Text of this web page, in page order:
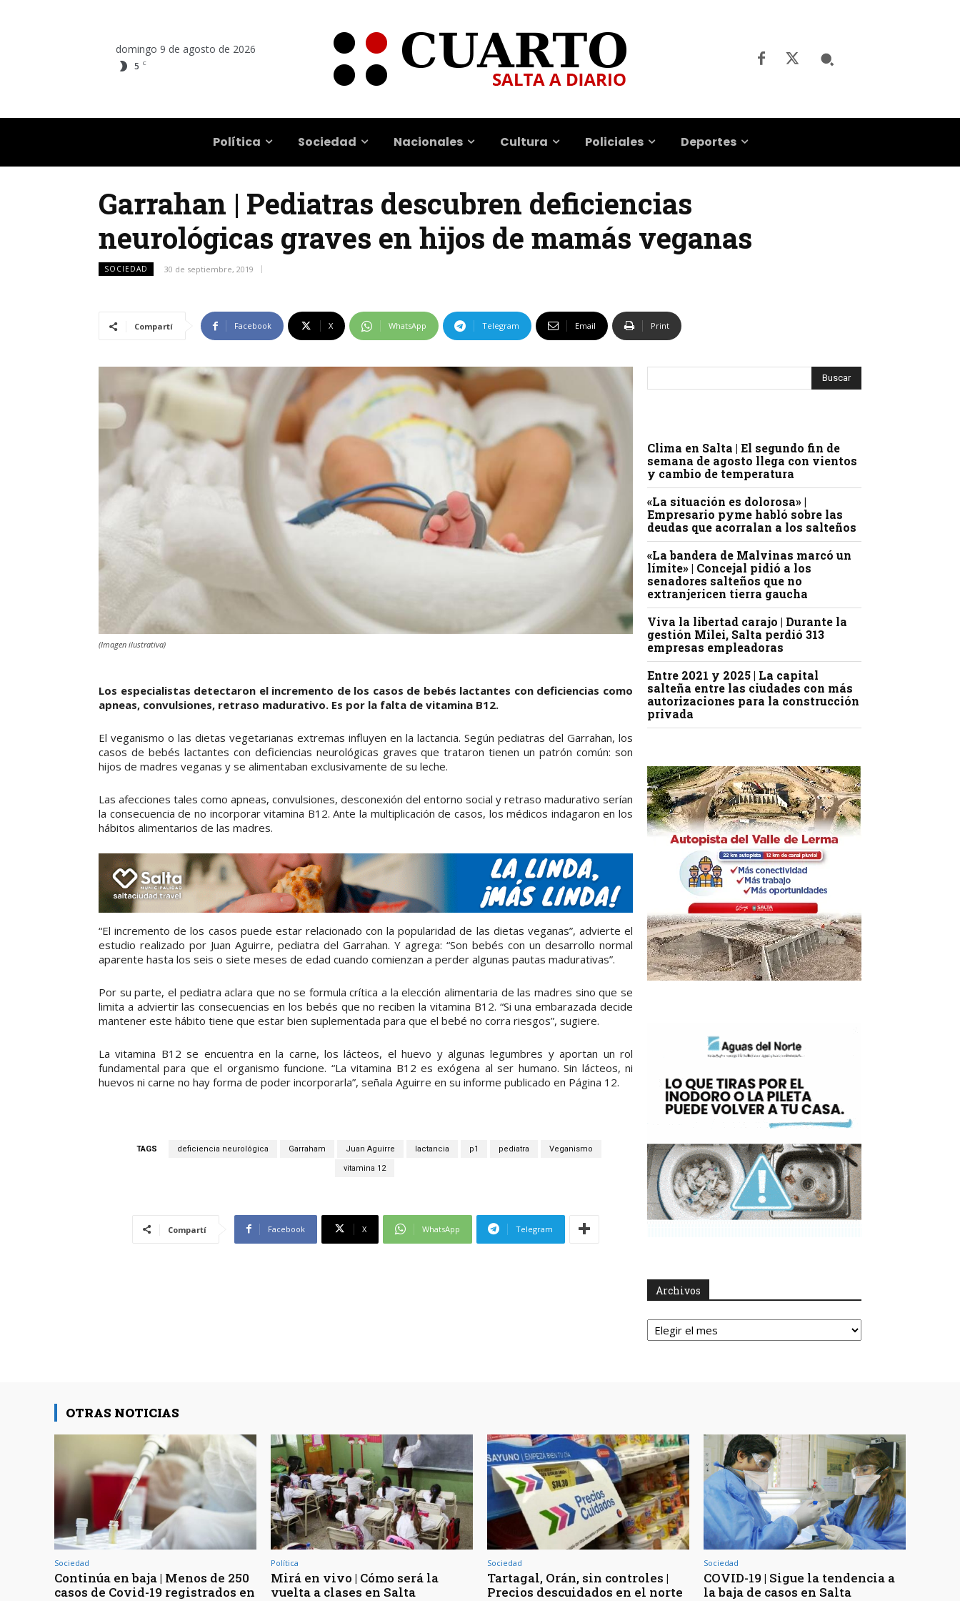
domingo 9 de agosto de 2026
5 C
Política Sociedad Nacionales Cultura Policiales Deportes
Garrahan | Pediatras descubren deficiencias
neurológicas graves en hijos de mamás veganas
SOCIEDAD 30 de septiembre, 2019
Compartí Facebook X WhatsApp Telegram Email Print
(Imagen ilustrativa)
Los especialistas detectaron el incremento de los casos de bebés lactantes con deficiencias como
apneas, convulsiones, retraso madurativo. Es por la falta de vitamina B12.
El veganismo o las dietas vegetarianas extremas influyen en la lactancia. Según pediatras del Garrahan, los
casos de bebés lactantes con deficiencias neurológicas graves que trataron tienen un patrón común: son
hijos de madres veganas y se alimentaban exclusivamente de su leche.
Las afecciones tales como apneas, convulsiones, desconexión del entorno social y retraso madurativo serían
la consecuencia de no incorporar vitamina B12. Ante la multiplicación de casos, los médicos indagaron en los
hábitos alimentarios de las madres.
“El incremento de los casos puede estar relacionado con la popularidad de las dietas veganas”, advierte el
estudio realizado por Juan Aguirre, pediatra del Garrahan. Y agrega: “Son bebés con un desarrollo normal
aparente hasta los seis o siete meses de edad cuando comienzan a perder algunas pautas madurativas”.
Por su parte, el pediatra aclara que no se formula crítica a la elección alimentaria de las madres sino que se
limita a adviertir las consecuencias en los bebés que no reciben la vitamina B12. “Si una embarazada decide
mantener este hábito tiene que estar bien suplementada para que el bebé no corra riesgos”, sugiere.
La vitamina B12 se encuentra en la carne, los lácteos, el huevo y algunas legumbres y aportan un rol
fundamental para que el organismo funcione. “La vitamina B12 es exógena al ser humano. Sin lácteos, ni
huevos ni carne no hay forma de poder incorporarla”, señala Aguirre en su informe publicado en Página 12.
TAGS deficiencia neurológica Garraham Juan Aguirre lactancia p1 pediatra Veganismo
vitamina 12
Compartí Facebook X WhatsApp Telegram
Clima en Salta | El segundo fin de
semana de agosto llega con vientos
y cambio de temperatura
«La situación es dolorosa» |
Empresario pyme habló sobre las
deudas que acorralan a los salteños
«La bandera de Malvinas marcó un
límite» | Concejal pidió a los
senadores salteños que no
extranjericen tierra gaucha
Viva la libertad carajo | Durante la
gestión Milei, Salta perdió 313
empresas empleadoras
Entre 2021 y 2025 | La capital
salteña entre las ciudades con más
autorizaciones para la construcción
privada
Archivos
Archivos
OTRAS NOTICIAS
Sociedad
Continúa en baja | Menos de 250
casos de Covid-19 registrados en
Política
Mirá en vivo | Cómo será la
vuelta a clases en Salta
Sociedad
Tartagal, Orán, sin controles |
Precios descuidados en el norte
Sociedad
COVID-19 | Sigue la tendencia a
la baja de casos en Salta